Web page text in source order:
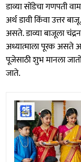
डाव्या सोंडेचा गणपती
अर्थ डावी किंवा उत्तर
असते. डाव्या बाजूला
अध्यात्माला पूरक असते
पूजेसाठी शुभ मानला
जाते.